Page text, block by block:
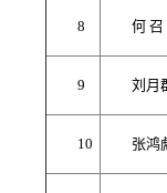
8 何 召
9 刘月
10 张鸿